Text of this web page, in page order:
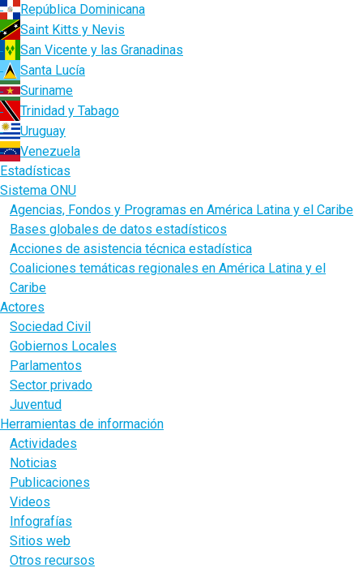
República Dominicana
Saint Kitts y Nevis
San Vicente y las Granadinas
Santa Lucía
Suriname
Trinidad y Tabago
Uruguay
Venezuela
Estadísticas
Sistema ONU
Agencias, Fondos y Programas en América Latina y el Caribe
Bases globales de datos estadísticos
Acciones de asistencia técnica estadística
Coaliciones temáticas regionales en América Latina y el
Caribe
Actores
Sociedad Civil
Gobiernos Locales
Parlamentos
Sector privado
Juventud
Herramientas de información
Actividades
Noticias
Publicaciones
Videos
Infografías
Sitios web
Otros recursos